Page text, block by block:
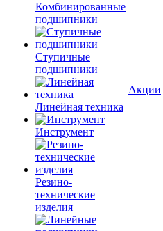
Комбинированные
подшипники
Ступичные
подшипники
Линейная техника
Инструмент
Резино-
технические
изделия
Акции